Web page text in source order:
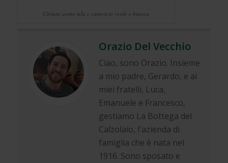
Cintura uomo tela e camoscio verde e bianca
Orazio Del Vecchio
Ciao, sono Orazio. Insieme
a mio padre, Gerardo, e ai
miei fratelli, Luca,
Emanuele e Francesco,
gestiamo La Bottega del
Calzolaio, l'azienda di
famiglia che è nata nel
1916. Sono sposato e